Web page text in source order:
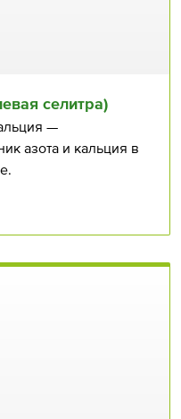
селитра)
—
азота и кальция в